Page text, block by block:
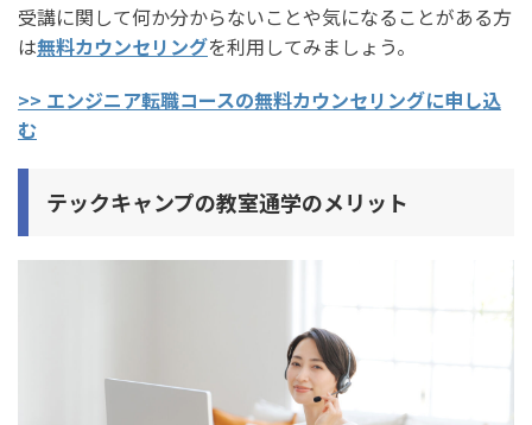
受講に関して何か分からないことや気になることがある方
は無料カウンセリングを利用してみましょう。
>> エンジニア転職コースの無料カウンセリングに申し込
む
テックキャンプの教室通学のメリット